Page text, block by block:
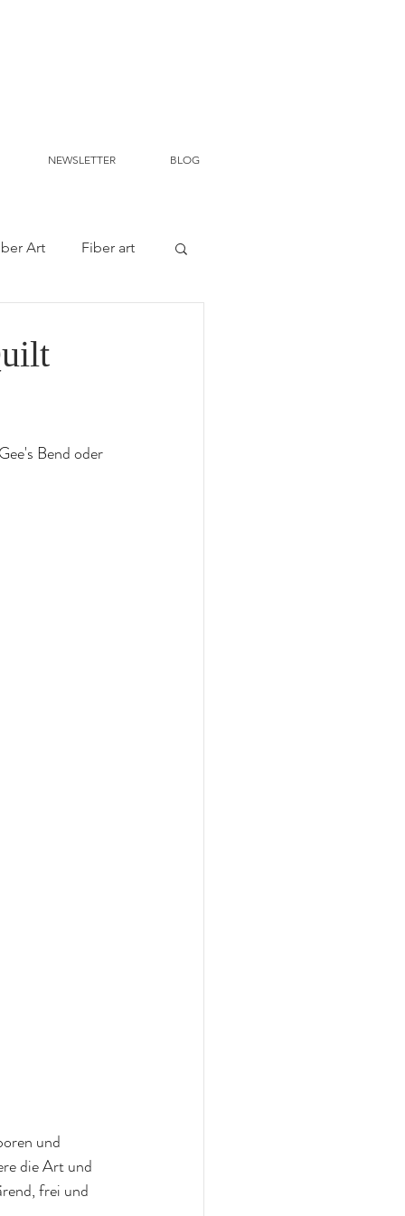
NEWSLETTER BLOG
Art Fiber art
Bend oder
und
die Art und
frei und